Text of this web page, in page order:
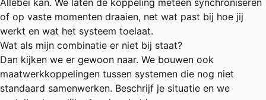
Allebei kan. We laten de koppeling meteen synchroniseren
of op vaste momenten draaien, net wat past bij hoe jij
werkt en wat het systeem toelaat.
Wat als mijn combinatie er niet bij staat?
Dan kijken we er gewoon naar. We bouwen ook
maatwerkkoppelingen tussen systemen die nog niet
standaard samenwerken. Beschrijf je situatie en we